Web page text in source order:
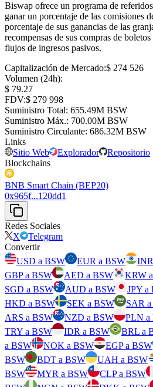
Biswap ofrece un programa de
ganar un porcentaje de las comisiones
porcentaje de sus ganancias de las
recompensas de sus compras de
flujos de ingresos pasivos.
Capitalización de Mercado:⁦$⁩ 274 526
Volumen (24h):
⁦$⁩ 79.27
FDV:⁦$⁩ 279 998
Suministro Total: ⁦⁩ 655.49M BSW
Suministro Máx.: ⁦⁩ 700.00M BSW
Suministro Circulante: ⁦⁩ 686.32M BSW
Links
Sitio Web
Explorador
Repositorio
Blockchains
BNB Smart Chain (BEP20)
0x965f...120dd1
Redes Sociales
X
Telegram
Convertir
USD a BSW
EUR a BSW
GBP a BSW
AED a BSW KRW
SGD a BSW
AUD a BSW JPY a
HKD a BSW
SEK a BSW SAR
ARS a BSW
NZD a BSW PLN a
TRY a BSW
IDR a BSW BRL a
a BSW
NOK a BSW EGP a BSW
BSW
BDT a BSW UAH a BSW
BSW
MYR a BSW CLP a BSW